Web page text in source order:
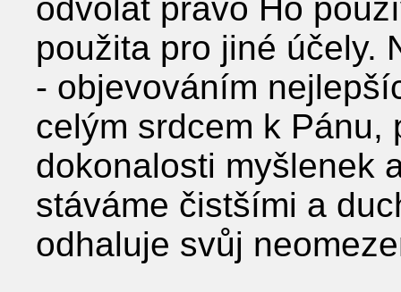
odvolat právo Ho
použita pro jiné účely.
- objevováním
celým srdcem k
dokonalosti myšlenek
stáváme čistšími a
odhaluje svůj